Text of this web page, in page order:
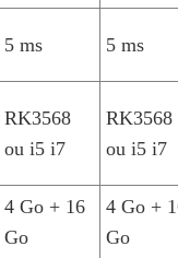
5 ms 5 ms
RK3568
ou i5 i7
RK3568
ou i5 i7
4 Go + 16
Go
4 Go +
Go